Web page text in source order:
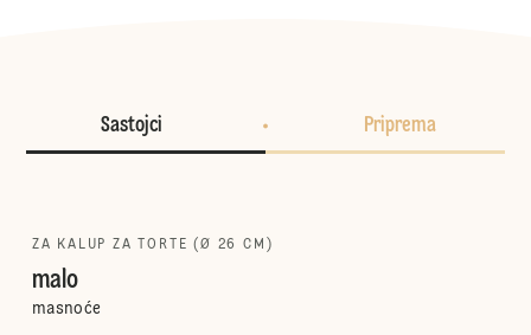
Sastojci Priprema
ZA KALUP ZA TORTE (Ø 26 CM)
malo
masnoće